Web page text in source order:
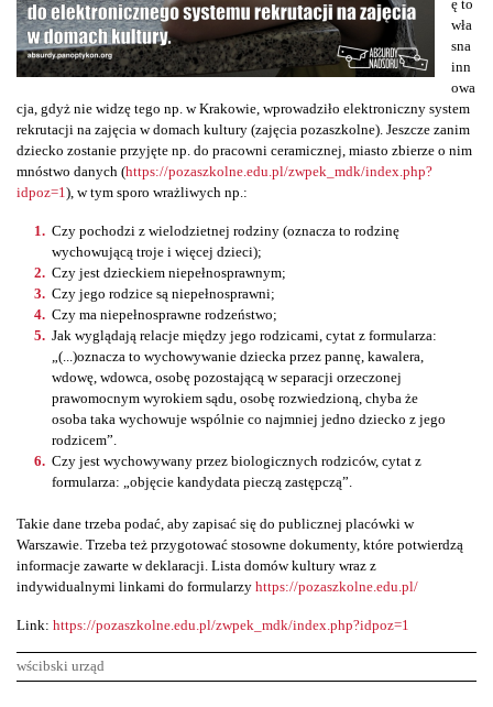
ę to
wła
sna
inn
owa
cja, gdyż nie widzę tego np. w Krakowie, wprowadziło elektroniczny system
rekrutacji na zajęcia w domach kultury (zajęcia pozaszkolne). Jeszcze zanim
dziecko zostanie przyjęte np. do pracowni ceramicznej, miasto zbierze o nim
mnóstwo danych (https://pozaszkolne.edu.pl/zwpek_mdk/index.php?
idpoz=1), w tym sporo wrażliwych np.:
Czy pochodzi z wielodzietnej rodziny (oznacza to rodzinę
wychowującą troje i więcej dzieci);
Czy jest dzieckiem niepełnosprawnym;
Czy jego rodzice są niepełnosprawni;
Czy ma niepełnosprawne rodzeństwo;
Jak wyglądają relacje między jego rodzicami, cytat z formularza:
„(...)oznacza to wychowywanie dziecka przez pannę, kawalera,
wdowę, wdowca, osobę pozostającą w separacji orzeczonej
prawomocnym wyrokiem sądu, osobę rozwiedzioną, chyba że
osoba taka wychowuje wspólnie co najmniej jedno dziecko z jego
rodzicem”.
Czy jest wychowywany przez biologicznych rodziców, cytat z
formularza: „objęcie kandydata pieczą zastępczą”.
Takie dane trzeba podać, aby zapisać się do publicznej placówki w
Warszawie. Trzeba też przygotować stosowne dokumenty, które potwierdzą
informacje zawarte w deklaracji. Lista domów kultury wraz z
indywidualnymi linkami do formularzy https://pozaszkolne.edu.pl/
Link: https://pozaszkolne.edu.pl/zwpek_mdk/index.php?idpoz=1
wścibski urząd